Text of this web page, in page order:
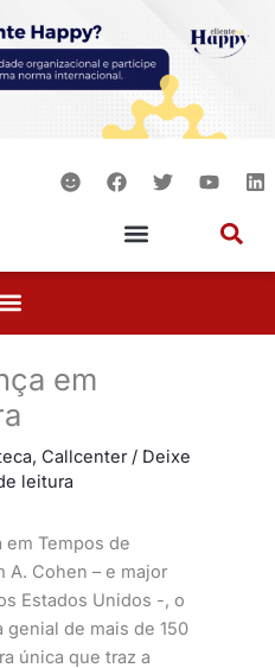
S
m
F
a
e
b
o
T
w
e
Y
o
b
L
i
d
em
, Callcenter/ Deixe
leitura
em Tempos de
A. Cohen – e major
Estados Unidos -, o
de mais de 150
única que traz a